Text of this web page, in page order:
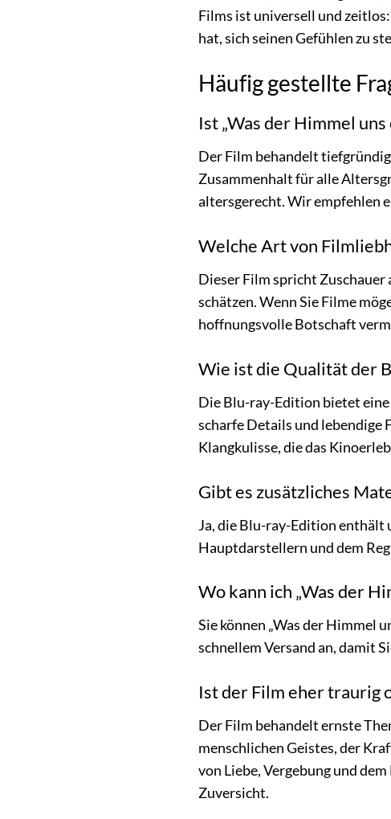
Films ist universell und
hat, sich seinen Gefühlen zu
Häufig gestellte
Ist „Was der Himmel
Der Film behandelt
Zusammenhalt für alle
altersgerecht. Wir empfehlen
Welche Art von
Dieser Film spricht
schätzen. Wenn Sie Filme
hoffnungsvolle Botschaft
Wie ist die Qualität der
Die Blu-ray-Edition bietet
scharfe Details und lebendige
Klangkulisse, die das
Gibt es zusätzliches
Ja, die Blu-ray-Edition
Hauptdarstellern und dem
Wo kann ich „Was der
Sie können „Was der Himmel
schnellem Versand an, damit
Ist der Film eher traurig
Der Film behandelt ernste
menschlichen Geistes, der
von Liebe, Vergebung und
Zuversicht.